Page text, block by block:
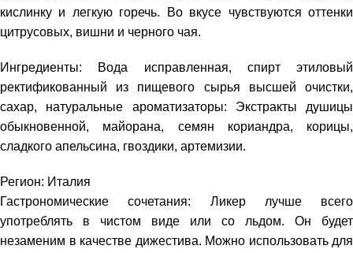
кислинку и легкую горечь. Во вкусе чувствуются оттенки
цитрусовых, вишни и черного чая.
Ингредиенты: Вода исправленная, спирт этиловый
ректификованный из пищевого сырья высшей очистки,
сахар, натуральные ароматизаторы: Экстракты душицы
обыкновенной, майорана, семян кориандра, корицы,
сладкого апельсина, гвоздики, артемизии.
Регион: Италия
Гастрономические сочетания: Ликер лучше всего
употреблять в чистом виде или со льдом. Он будет
незаменим в качестве дижестива. Можно использовать для